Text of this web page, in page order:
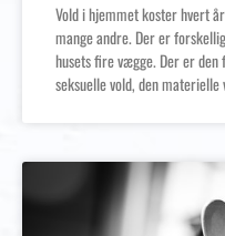
Vold i hjemmet koster hvert
mange andre. Der er
husets fire vægge. Der er den
seksuelle vold, den materielle